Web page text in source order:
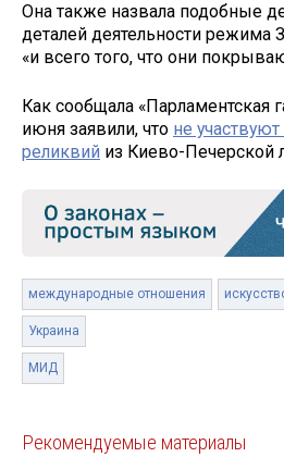
Она также назвала подобные
деталей деятельности режима
«и всего того, что они
Как сообщала «Парламентская
июня заявили, что не
реликвий из Киево-Печерской
международные отношения
Украина
МИД
Рекомендуемые материалы